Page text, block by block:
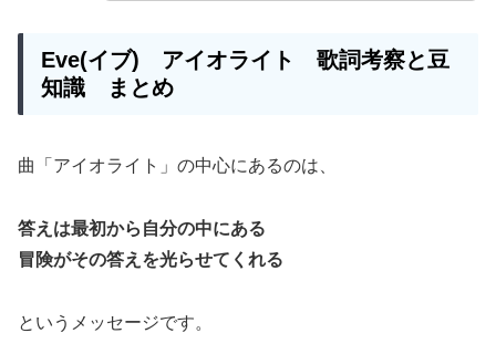
Eve(イブ) アイオライト 歌詞考察と豆
知識 まとめ
曲「アイオライト」の中心にあるのは、
答えは最初から自分の中にある
冒険がその答えを光らせてくれる
というメッセージです。